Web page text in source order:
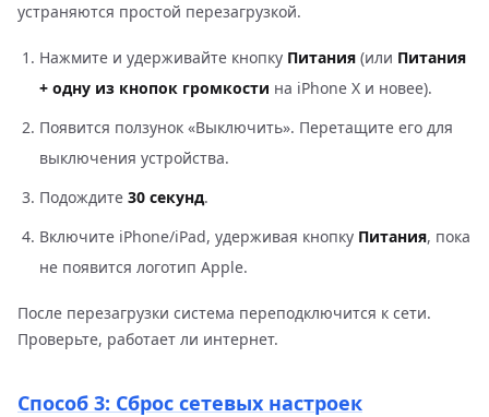
устраняются простой перезагрузкой.
Нажмите и удерживайте кнопку Питания (или Питания
+ одну из кнопок громкости на iPhone X и новее).
Появится ползунок «Выключить». Перетащите его для
выключения устройства.
Подождите 30 секунд.
Включите iPhone/iPad, удерживая кнопку Питания, пока
не появится логотип Apple.
После перезагрузки система переподключится к сети.
Проверьте, работает ли интернет.
Способ 3: Сброс сетевых настроек